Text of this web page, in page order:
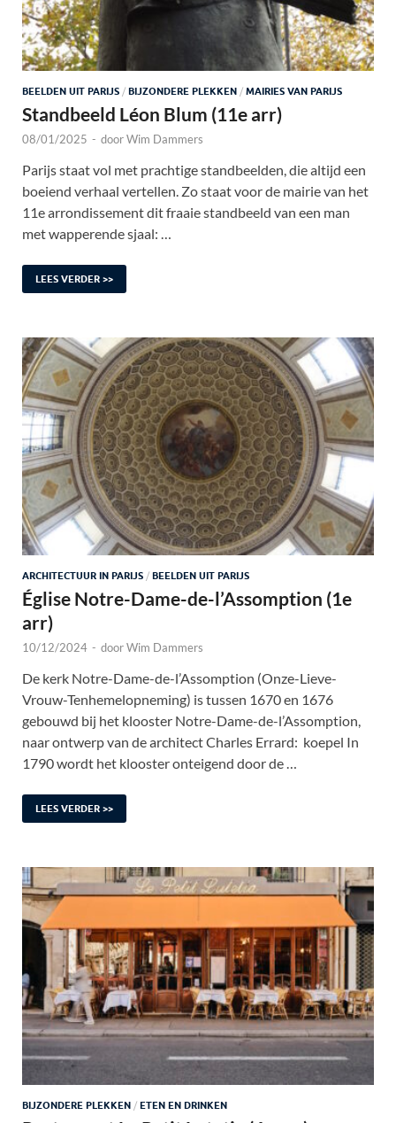
BEELDEN UIT PARIJS / BIJZONDERE PLEKKEN / MAIRIES VAN PARIJS
Standbeeld Léon Blum (11e arr)
08/01/2025 - doorWim Dammers
Parijs staat vol met prachtige standbeelden, die altijd een
boeiend verhaal vertellen. Zo staat voor de mairie van het
11e arrondissement dit fraaie standbeeld van een man
met wapperende sjaal: …
LEES VERDER >>
ARCHITECTUUR IN PARIJS / BEELDEN UIT PARIJS
Église Notre-Dame-de-l’Assomption (1e
arr)
10/12/2024 - doorWim Dammers
De kerk Notre-Dame-de-l’Assomption (Onze-Lieve-
Vrouw-Tenhemelopneming) is tussen 1670 en 1676
gebouwd bij het klooster Notre-Dame-de-l’Assomption,
naar ontwerp van de architect Charles Errard: koepel In
1790 wordt het klooster onteigend door de …
LEES VERDER >>
BIJZONDERE PLEKKEN / ETEN EN DRINKEN